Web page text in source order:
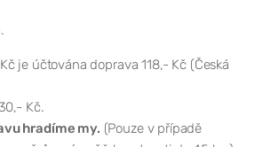
je účtována doprava 118,- Kč (Česká
Kč.
hradíme my. (Pouze v případě